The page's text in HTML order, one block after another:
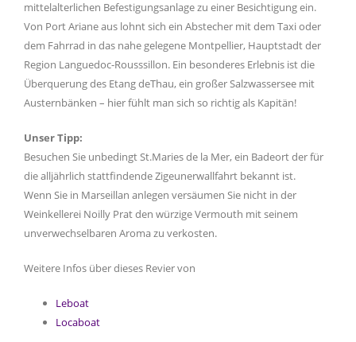
mittelalterlichen Befestigungsanlage zu einer Besichtigung ein.
Von Port Ariane aus lohnt sich ein Abstecher mit dem Taxi oder
dem Fahrrad in das nahe gelegene Montpellier, Hauptstadt der
Region Languedoc-Rousssillon. Ein besonderes Erlebnis ist die
Überquerung des Etang deThau, ein großer Salzwassersee mit
Austernbänken – hier fühlt man sich so richtig als Kapitän!
Unser Tipp:
Besuchen Sie unbedingt St.Maries de la Mer, ein Badeort der für
die alljährlich stattfindende Zigeunerwallfahrt bekannt ist.
Wenn Sie in Marseillan anlegen versäumen Sie nicht in der
Weinkellerei Noilly Prat den würzige Vermouth mit seinem
unverwechselbaren Aroma zu verkosten.
Weitere Infos über dieses Revier von
Leboat
Locaboat